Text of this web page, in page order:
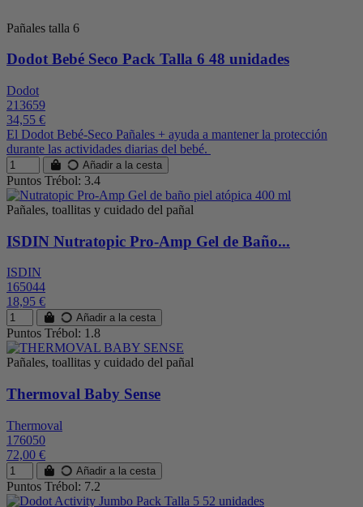
Pañales talla 6
Dodot Bebé Seco Pack Talla 6 48 unidades
Dodot
213659
34,55 €
El Dodot Bebé-Seco Pañales + ayuda a mantener la protección
durante las actividades diarias del bebé.
Añadir a la cesta
Puntos Trébol: 3.4
Pañales, toallitas y cuidado del pañal
ISDIN Nutratopic Pro-Amp Gel de Baño...
ISDIN
165044
18,95 €
Añadir a la cesta
Puntos Trébol: 1.8
Pañales, toallitas y cuidado del pañal
Thermoval Baby Sense
Thermoval
176050
72,00 €
Añadir a la cesta
Puntos Trébol: 7.2